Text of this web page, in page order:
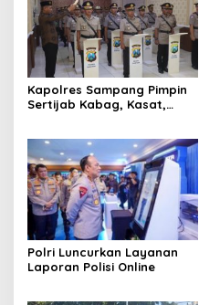
Kapolres Sampang Pimpin
Sertijab Kabag, Kasat,
Polri Luncurkan Layanan
Laporan Polisi Online